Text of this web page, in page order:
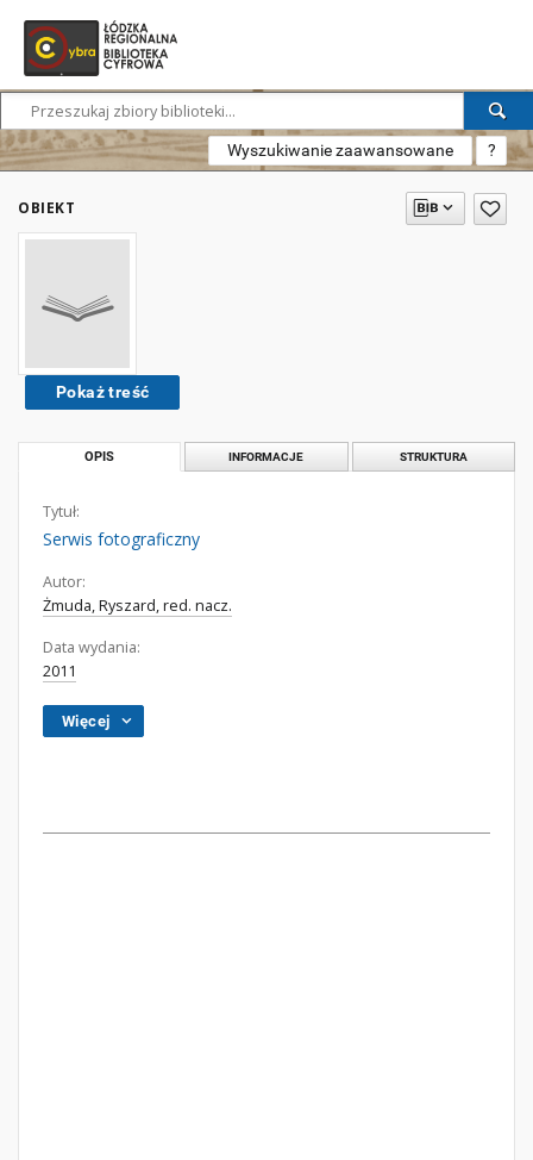
Wyszukiwanie zaawansowane ?
OBIEKT
Pokaż treść
OPIS INFORMACJE STRUKTURA
Tytuł:
Serwis fotograficzny
Autor:
Żmuda, Ryszard, red. nacz.
Data wydania:
2011
Więcej